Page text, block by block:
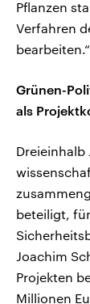
Pflanzen
Verfahren
bearbeiten.“
Grünen-
als
Dreieinhalb
beteiligt,
Joachim
Projekten
Millionen